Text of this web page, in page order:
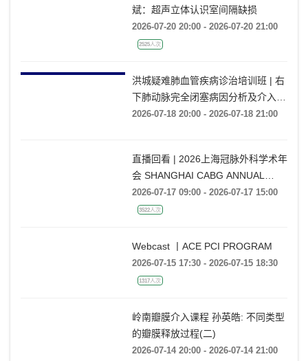
斌：超声立体认识室间隔缺损
2026-07-20 20:00 - 2026-07-20 21:00
2525人次
洪城疑难肺血管疾病诊治培训班 | 右
下肺动脉完全闭塞病因分析及介入开
通技巧
2026-07-18 20:00 - 2026-07-18 21:00
直播回看 | 2026上海冠脉外科学术年
会 SHANGHAI CABG ANNUAL
CONFERENCE
2026-07-17 09:00 - 2026-07-17 15:00
3522人次
Webcast 丨ACE PCI PROGRAM
2026-07-15 17:30 - 2026-07-15 18:30
1317人次
岭南瓣膜介入课程 孙英皓: 不同类型
的瓣膜释放过程(二)
2026-07-14 20:00 - 2026-07-14 21:00